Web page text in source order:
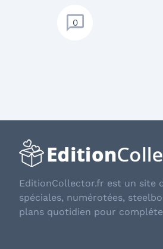
0
EditionCollector.fr est un site
spéciales, numérotées,
plans quotidien pour